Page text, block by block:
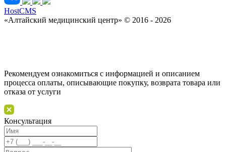
HostCMS
«Алтайский медицинский центр» © 2016 - 2026
Рекомендуем ознакомиться с информацией и описанием
процессa оплаты, описывающие покупку, возврата товара или
отказа от услуги
Консультация